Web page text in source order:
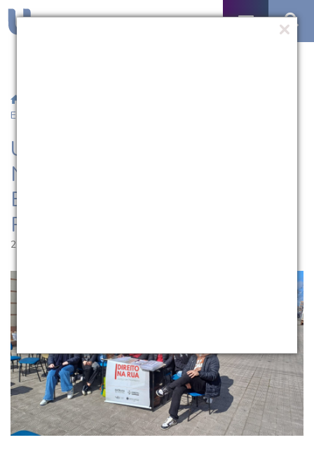
Educacional com o Direito na Rua
UCPel é finalista do Prêmio
Nacional de Gestão
Educacional com o Direito na
Rua
21.03.2025 | 18:04